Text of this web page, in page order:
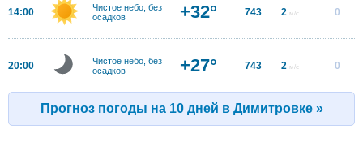
14:00
Чистое небо, без
осадков
+32° 743 2 м/с 0
20:00
Чистое небо, без
осадков
+27° 743 2 м/с 0
Прогноз погоды на 10 дней в Димитровке »